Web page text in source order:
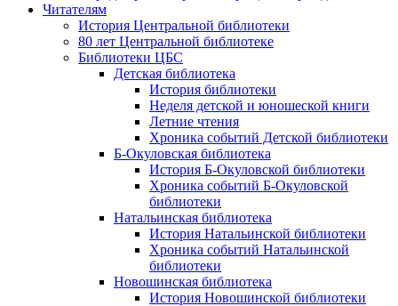
Читателям
История Центральной библиотеки
80 лет Центральной библиотеке
Библиотеки ЦБС
Детская библиотека
История библиотеки
Неделя детской и юношеской книги
Летние чтения
Хроника событий Детской библиотеки
Б-Окуловская библиотека
История Б-Окуловской библиотеки
Хроника событий Б-Окуловской
библиотеки
Натальинская библиотека
История Натальинской библиотеки
Хроника событий Натальинской
библиотеки
Новошинская библиотека
История Новошинской библиотеки